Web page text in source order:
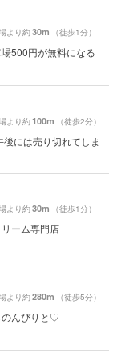
より約30m （徒歩1分）
500円が無料になる
より約100m （徒歩2分）
には売り切れてしま
より約30m （徒歩1分）
ーム専門店
より約280m （徒歩5分）
のんびりと♡